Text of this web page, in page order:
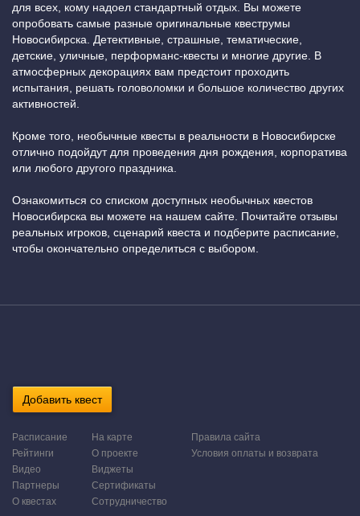
для всех, кому надоел стандартный отдых. Вы можете
опробовать самые разные оригинальные квеструмы
Новосибирска. Детективные, страшные, тематические,
детские, уличные, перформанс-квесты и многие другие. В
атмосферных декорациях вам предстоит проходить
испытания, решать головоломки и большое количество других
активностей.
Кроме того, необычные квесты в реальности в Новосибирске
отлично подойдут для проведения дня рождения, корпоратива
или любого другого праздника.
Ознакомиться со списком доступных необычных квестов
Новосибирска вы можете на нашем сайте. Почитайте отзывы
реальных игроков, сценарий квеста и подберите расписание,
чтобы окончательно определиться с выбором.
Добавить квест
Расписание
Рейтинги
Видео
Партнеры
О квестах
На карте
О проекте
Виджеты
Сертификаты
Сотрудничество
Правила сайта
Условия оплаты и возврата